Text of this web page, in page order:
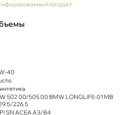
продукт
40
502 00/505 00 BMW LONGLIFE-01 MB
226.5
SN ACEA А3/B4